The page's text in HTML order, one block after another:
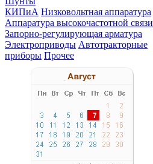
КИПиА Низковольтная аппаратура
Аппаратура высокочастотной связи
Запорно-регулирующая арматура
Электроприводы Автотракторные
приборы Прочее